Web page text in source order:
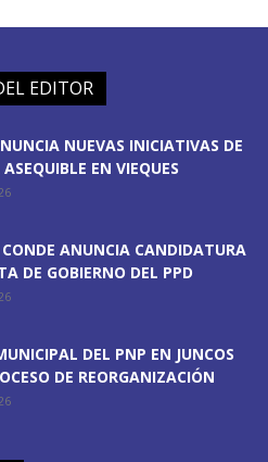
EDITOR
NUEVAS INICIATIVAS DE
EN VIEQUES
ANUNCIA CANDIDATURA
DE GOBIERNO DEL PPD
DEL PNP EN JUNCOS
DE REORGANIZACIÓN